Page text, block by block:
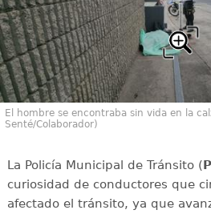
El hombre se encontraba sin vida en la
Senté/Colaborador)
La Policía Municipal de Tránsito (
curiosidad de conductores que
afectado el tránsito, ya que